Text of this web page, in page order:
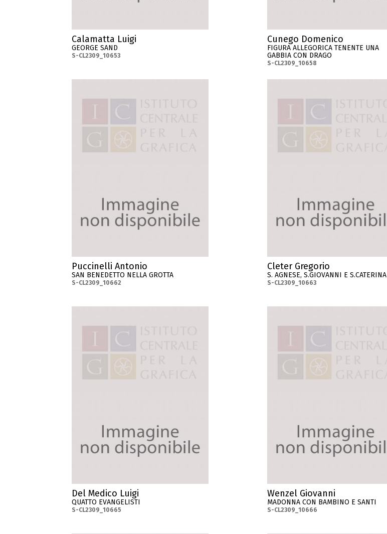
Calamatta Luigi
GEORGE SAND
S-CL2309_10653
Cunego Domenico
FIGURA ALLEGORICA TENENTE UNA
GABBIA CON DRAGO
S-CL2309_10658
Puccinelli Antonio
SAN BENEDETTO NELLA GROTTA
S-CL2309_10662
Cleter Gregorio
S. AGNESE, S.GIOVANNI E S.CATERINA
S-CL2309_10663
Del Medico Luigi
QUATTO EVANGELISTI
S-CL2309_10665
Wenzel Giovanni
MADONNA CON BAMBINO E SANTI
S-CL2309_10666